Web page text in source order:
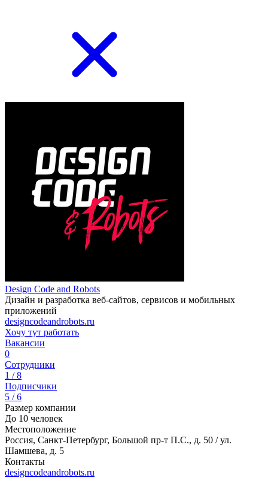
Design Code and Robots
Дизайн и разработка веб-сайтов, сервисов и мобильных
приложений
designcodeandrobots.ru
Хочу тут работать
Вакансии
0
Сотрудники
1 / 8
Подписчики
5 / 6
Размер компании
До 10 человек
Местоположение
Россия, Санкт-Петербург, Большой пр-т П.С., д. 50 / ул.
Шамшева, д. 5
Контакты
designcodeandrobots.ru